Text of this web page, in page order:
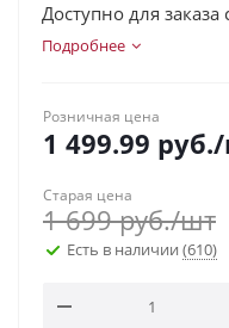
Доступно для
Подробнее
Розничная цена
1 499.99 руб.
Старая цена
1 699руб./шт
Есть в наличии (610)